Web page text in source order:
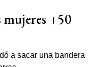
mujeres +50